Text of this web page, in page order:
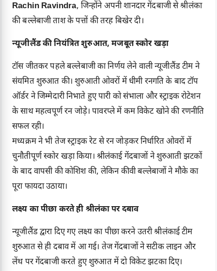
Rachin Ravindra, जिन्होंने अपनी शानदार गेंदबाजी से श्रीलंका
की बल्लेबाजी ताश के पत्तों की तरह बिखेर दी।
न्यूजीलैंड की नियंत्रित शुरुआत, मजबूत स्कोर खड़ा
टॉस जीतकर पहले बल्लेबाजी का निर्णय लेने वाली न्यूजीलैंड टीम ने
संयमित शुरुआत की। शुरुआती ओवरों में धीमी रनगति के बाद टॉप
ऑर्डर ने जिम्मेदारी निभाते हुए पारी को संभाला और स्ट्राइक रोटेशन
के साथ महत्वपूर्ण रन जोड़े। पावरप्ले में कम विकेट खोने की रणनीति
सफल रही।
मध्यक्रम ने भी तेज स्ट्राइक रेट से रन जोड़कर निर्धारित ओवरों में
चुनौतीपूर्ण स्कोर खड़ा किया। श्रीलंकाई गेंदबाजों ने शुरुआती झटकों
के बाद वापसी की कोशिश की, लेकिन कीवी बल्लेबाजों ने मौके का
पूरा फायदा उठाया।
लक्ष्य का पीछा करते ही श्रीलंका पर दबाव
न्यूजीलैंड द्वारा दिए गए लक्ष्य का पीछा करने उतरी श्रीलंकाई टीम
शुरुआत से ही दबाव में आ गई। तेज गेंदबाजों ने सटीक लाइन और
लेंथ पर गेंदबाजी करते हुए शुरुआत में दो विकेट झटका दिए।